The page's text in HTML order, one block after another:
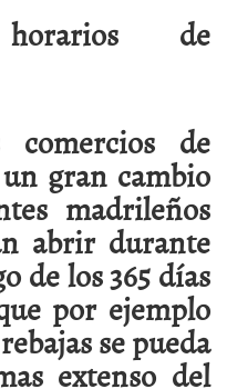
de
de
gran cambio
madrileños
abrir durante
de los 365 días
por ejemplo
se pueda
extenso del